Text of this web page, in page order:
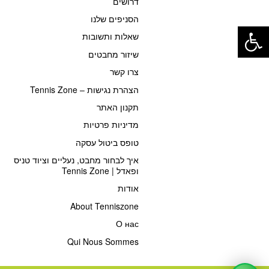
הסניפים שלנו
שאלות ותשובות
שיזור מחבטים
צרו קשר
הצהרת נגישות – Tennis Zone
תקנון האתר
מדיניות פרטיות
טופס ביטול עסקה
איך לבחור מחבט, נעליים וציוד טניס
ופאדל | Tennis Zone
אודות
About Tenniszone
О нас
Qui Nous Sommes
פתח סרגל נגישות